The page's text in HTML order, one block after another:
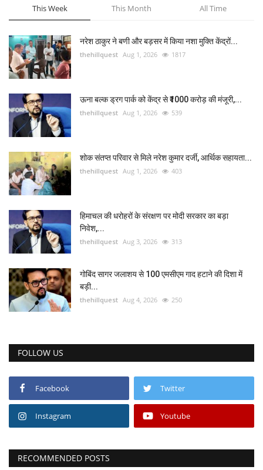
This Week This Month All Time
नरेश ठाकुर ने बणी और बड़सर में किया नशा मुक्ति केंद्रों...
thehillquest Aug 1, 2026 1817
ऊना बल्क ड्रग पार्क को केंद्र से ₹1000 करोड़ की मंजूरी,...
thehillquest Aug 1, 2026 539
शोक संतप्त परिवार से मिले नरेश कुमार दर्जी, आर्थिक सहायता...
thehillquest Aug 1, 2026 403
हिमाचल की धरोहरों के संरक्षण पर मोदी सरकार का बड़ा
निवेश,...
thehillquest Aug 3, 2026 313
गोबिंद सागर जलाशय से 100 एमसीएम गाद हटाने की दिशा में
बड़ी...
thehillquest Aug 4, 2026 250
FOLLOW US
Facebook Twitter
Instagram Youtube
RECOMMENDED POSTS